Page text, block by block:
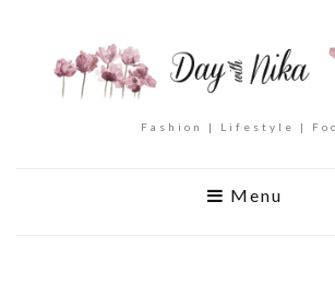
Fashion | Lifestyle |
Menu